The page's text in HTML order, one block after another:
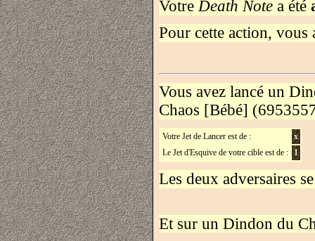
VotreDeath Note a été
Pour cette action,
Vous avez lancé un
Chaos [Bébé]
Votre Jet de Lancer est de :
x
Le Jet d'Esquive de votre cible est de :
1
Les deux adversaires
Et sur un Dindon du